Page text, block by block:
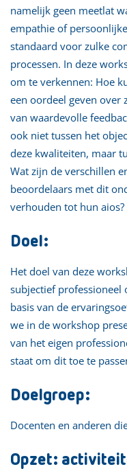
namelijk geen meetlat
empathie of
standaard voor zulke
processen. In deze
om te verkennen: Hoe
een oordeel geven over
van waardevolle
ook niet tussen het
deze kwaliteiten, maar
Wat zijn de verschillen
beoordelaars met dit
verhouden tot hun aios?
Doel:
Het doel van deze
subjectief professioneel
basis van de
we in de workshop
van het eigen
staat om dit toe te
Doelgroep:
Docenten en anderen
Opzet: